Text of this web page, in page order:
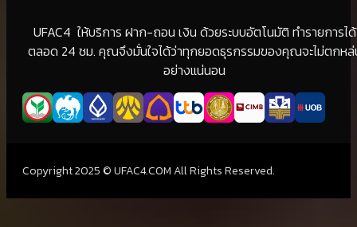
UFAC4 ให้บริการ ฝาก-ถอน เงิน ด้วยระบบอัตโนมัติ ทำรายการได้
ตลอด 24 ชม. คุณจึงมั่นใจได้ว่าทุกยอดธุรกรรมของคุณจะไม่ตกห
อย่างแน่นอน
Copyright 2025 © UFAC4.COM All Rights Reserved.